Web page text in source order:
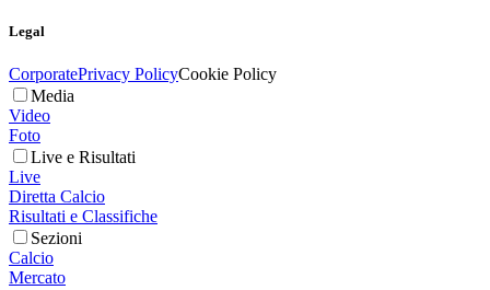
Legal
CorporatePrivacy PolicyCookie Policy
Media
Video
Foto
Live e Risultati
Live
Diretta Calcio
Risultati e Classifiche
Sezioni
Calcio
Mercato